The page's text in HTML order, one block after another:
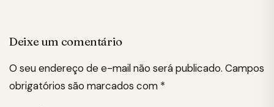
Deixe um comentário
O seu endereço de e-mail não será publicado. Campos
obrigatórios são marcados com *